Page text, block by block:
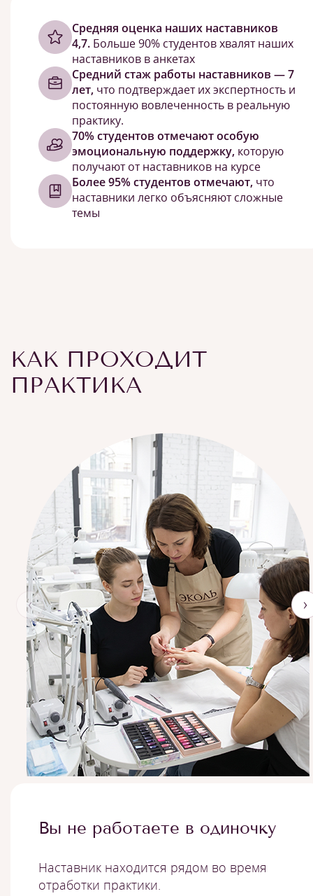
Cредняя оценка наших наставников
4,7. Больше 90% студентов хвалят наших
наставников в анкетах
Средний стаж работы наставников — 7
лет, что подтверждает их экспертность и
постоянную вовлеченность в реальную
практику.
70% студентов отмечают особую
эмоциональную поддержку, которую
получают от наставников на курсе
Более 95% студентов отмечают, что
наставники легко объясняют сложные
темы
КАК ПРОХОДИТ
ПРАКТИКА
‹ ›
Вы не работаете в одиночку
Наставник находится рядом во время
отработки практики.